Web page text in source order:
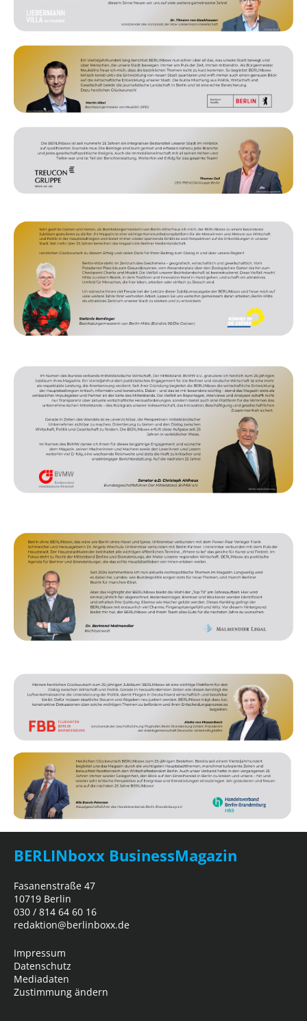
BERLINboxx BusinessMagazin
Fasanenstraße 47
10719 Berlin
030 / 814 64 60 16
redaktion@berlinboxx.de
Impressum
Datenschutz
Mediadaten
Zustimmung ändern